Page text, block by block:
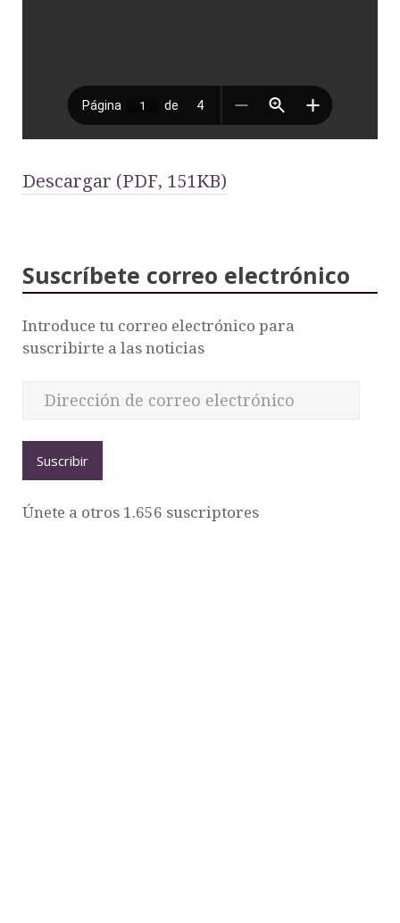
Descargar (PDF, 151KB)
Suscríbete correo electrónico
Introduce tu correo electrónico para
suscribirte a las noticias
Suscribir
Únete a otros 1.656 suscriptores